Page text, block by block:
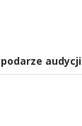
audycji